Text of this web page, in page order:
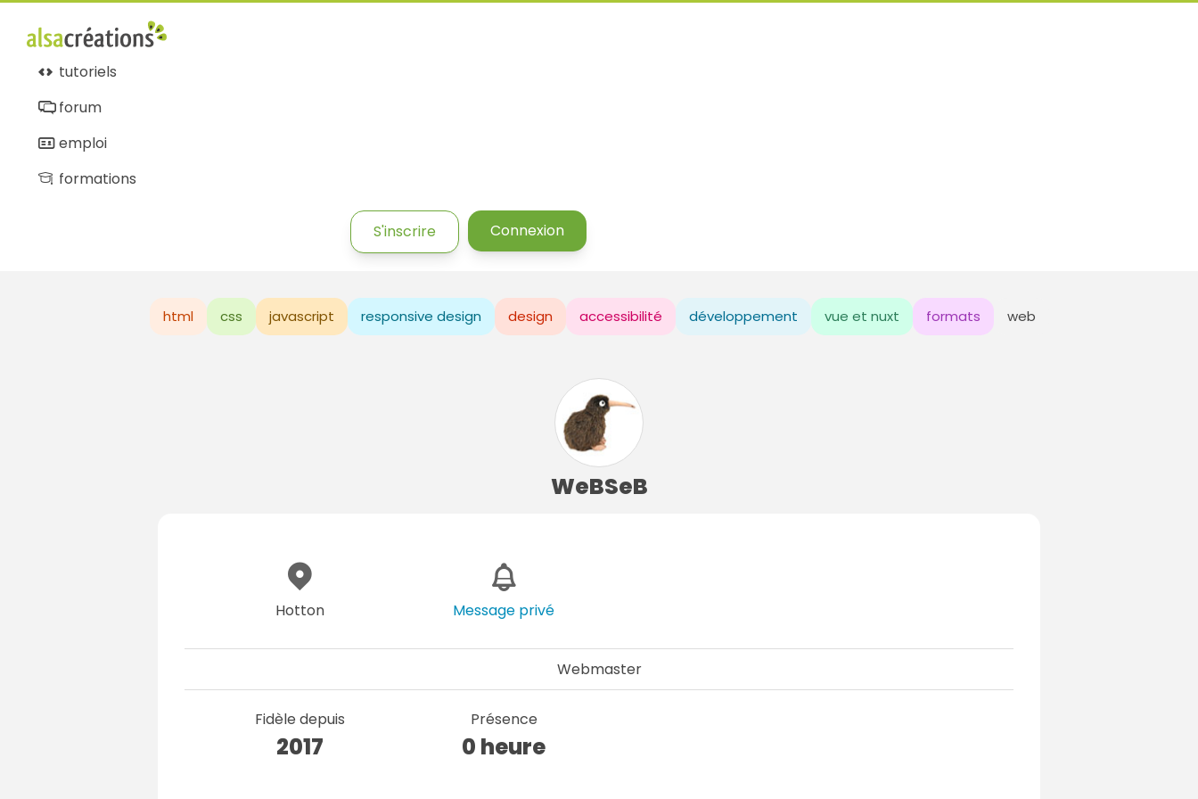
tutoriels
forum
emploi
formations
S'inscrire Connexion
html css javascript responsive design design accessibilité développement vue et nuxt formats web
WeBSeB
Hotton Message privé
Webmaster
Fidèle depuis
2017
Présence
0 heure